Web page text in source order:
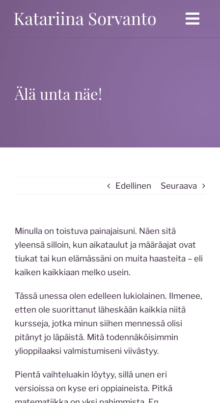
Ansioluettelo
Älä unta näe!
Edellinen Seuraava
Minulla on toistuva painajaisuni. Näen sitä
yleensä silloin, kun aikataulut ja määräajat ovat
tiukat tai kun elämässäni on muita haasteita – eli
kaiken kaikkiaan melko usein.
Tässä unessa olen edelleen lukiolainen. Ilmenee,
etten ole suorittanut läheskään kaikkia niitä
kursseja, jotka minun siihen mennessä olisi
pitänyt jo läpäistä. Mitä todennäköisimmin
ylioppilaaksi valmistumiseni viivästyy.
Pientä vaihteluakin löytyy, sillä unen eri
versioissa on kyse eri oppiaineista. Pitkä